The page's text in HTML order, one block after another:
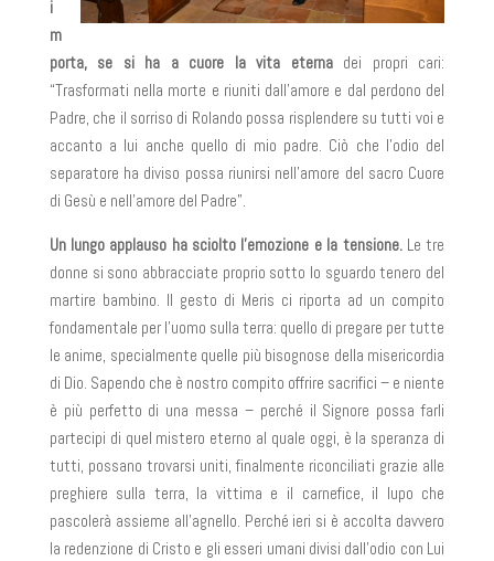
i
m
porta, se si ha a cuore la vita eternadei propri cari:
“Trasformati nella morte e riuniti dall’amore e dal perdono del
Padre, che il sorriso di Rolando possa risplendere su tutti voi e
accanto a lui anche quello di mio padre. Ciò che l’odio del
separatore ha diviso possa riunirsi nell’amore del sacro Cuore
di Gesù e nell’amore del Padre”.
Un lungo applauso ha sciolto l’emozione e la tensione.Le tre
donne si sono abbracciate proprio sotto lo sguardo tenero del
martire bambino. Il gesto di Meris ci riporta ad un compito
fondamentale per l’uomo sulla terra: quello di pregare per tutte
le anime, specialmente quelle più bisognose della misericordia
di Dio. Sapendo che è nostro compito offrire sacrifici – e niente
è più perfetto di una messa – perché il Signore possa farli
partecipi di quel mistero eterno al quale oggi, è la speranza di
tutti, possano trovarsi uniti, finalmente riconciliati grazie alle
preghiere sulla terra, la vittima e il carnefice, il lupo che
pascolerà assieme all’agnello. Perché ieri si è accolta davvero
la redenzione di Cristo e gli esseri umani divisi dall’odio con Lui